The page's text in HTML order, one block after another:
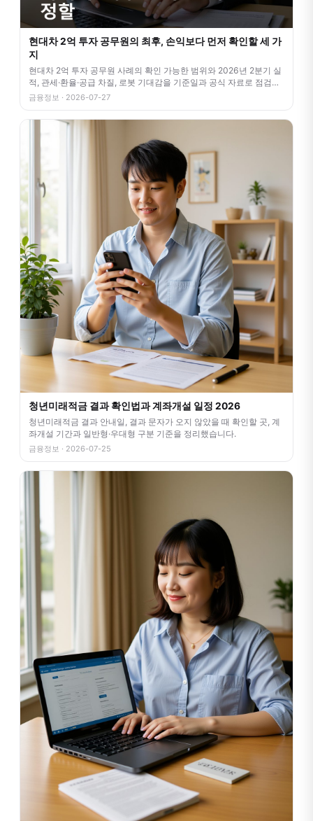
현대차 2억 투자 공무원의 최후, 손익보다 먼저 확인할 세 가
지
현대차 2억 투자 공무원 사례의 확인 가능한 범위와 2026년 2분기 실
적, 관세·환율·공급 차질, 로봇 기대감을 기준일과 공식 자료로 점검합
니
금융정보 · 2026-07-27
청년미래적금 결과 확인법과 계좌개설 일정 2026
청년미래적금 결과 안내일, 결과 문자가 오지 않았을 때 확인할 곳, 계
좌개설 기간과 일반형·우대형 구분 기준을 정리했습니다.
금융정보 · 2026-07-25